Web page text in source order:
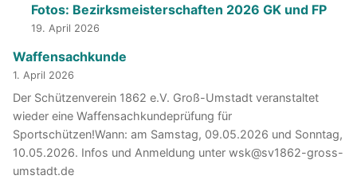
Fotos: Bezirksmeisterschaften 2026 GK und FP
19. April 2026
Waffensachkunde
1. April 2026
Der Schützenverein 1862 e.V. Groß-Umstadt veranstaltet
wieder eine Waffensachkundeprüfung für
Sportschützen!Wann: am Samstag, 09.05.2026 und Sonntag,
10.05.2026. Infos und Anmeldung unter wsk@sv1862-gross-
umstadt.de